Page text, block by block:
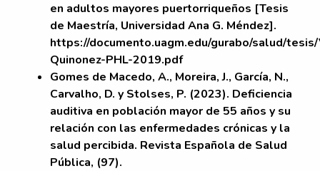
en adultos mayores puertorriqueños [Tesis
de Maestría, Universidad Ana G. Méndez].
https://documento.uagm.edu/gurabo/salud/
Quinonez-PHL-2019.pdf
Gomes de Macedo, A., Moreira, J., García, N.,
Carvalho, D. y Stolses, P. (2023). Deficiencia
auditiva en población mayor de 55 años y su
relación con las enfermedades crónicas y la
salud percibida. Revista Española de Salud
Pública, (97).